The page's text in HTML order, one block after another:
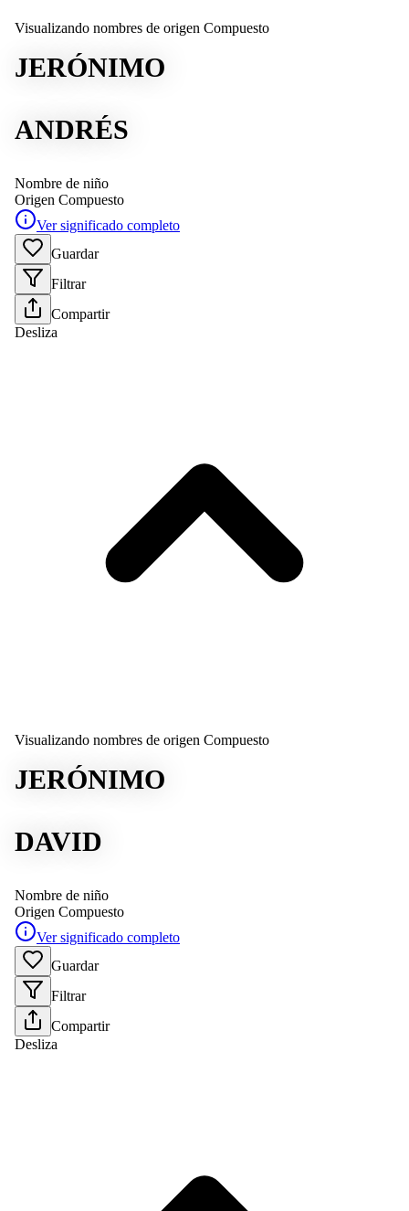
Visualizando nombres de origen Compuesto
JERÓNIMO
ANDRÉS
Nombre de niño
Origen Compuesto
Ver significado completo
Guardar
Filtrar
Compartir
Desliza
Visualizando nombres de origen Compuesto
JERÓNIMO
DAVID
Nombre de niño
Origen Compuesto
Ver significado completo
Guardar
Filtrar
Compartir
Desliza